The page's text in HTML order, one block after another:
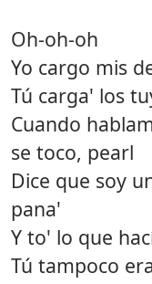
Oh-oh-oh
Yo cargo mis
Tú carga' los
Cuando
se toco, pearl
Dice que soy
pana'
Y to' lo que
Tú tampoco